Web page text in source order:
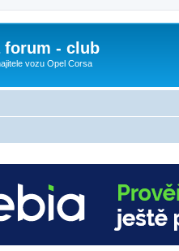
forum - club
vozu Opel Corsa